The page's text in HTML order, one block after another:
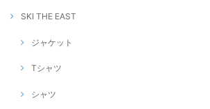
SKI THE EAST
ジャケット
Tシャツ
シャツ